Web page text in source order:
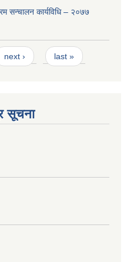
सन्चालन कार्यविधि – २०७७
next › last »
सूचना